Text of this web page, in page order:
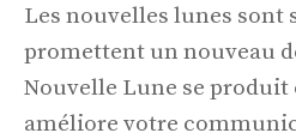
Les nouvelles lunes sont
promettent un nouveau
Nouvelle Lune se produit
améliore votre